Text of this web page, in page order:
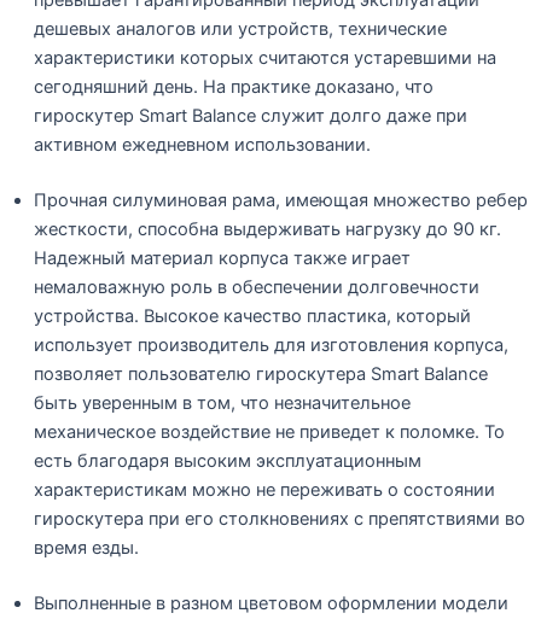
дешевых аналогов или устройств, технические
характеристики которых считаются устаревшими на
сегодняшний день. На практике доказано, что
гироскутер Smart Balance служит долго даже при
активном ежедневном использовании.
Прочная силуминовая рама, имеющая множество ребер
жесткости, способна выдерживать нагрузку до 90 кг.
Надежный материал корпуса также играет
немаловажную роль в обеспечении долговечности
устройства. Высокое качество пластика, который
использует производитель для изготовления корпуса,
позволяет пользователю гироскутера Smart Balance
быть уверенным в том, что незначительное
механическое воздействие не приведет к поломке. То
есть благодаря высоким эксплуатационным
характеристикам можно не переживать о состоянии
гироскутера при его столкновениях с препятствиями во
время езды.
Выполненные в разном цветовом оформлении модели